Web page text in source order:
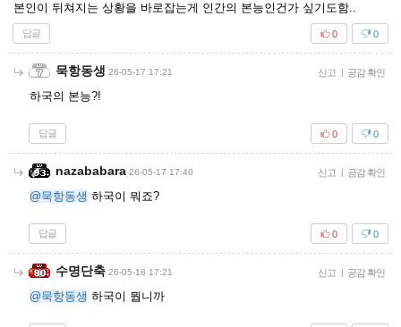
본인이 뒤쳐지는 상황을 바로잡는게 인간의 본능인건가 싶기도함..
답글 0
0
묵항동생 26-05-17 17:21 신고 공감 확인
하국의 본능?!
답글 0
0
nazababara 26-05-17 17:40 신고 공감 확인
@묵항동생 하국이 뭐죠?
답글 0
0
수명단축 26-05-18 17:21 신고 공감 확인
@묵항동생 하국이 뭡니까